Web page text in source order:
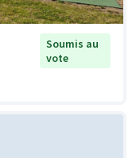
Soumis au
vote